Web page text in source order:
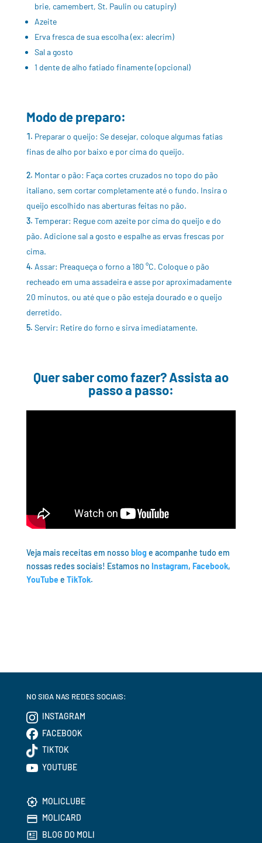
brie, camembert, St. Paulin ou catupiry)
Azeite
Erva fresca de sua escolha (ex: alecrim)
Sal a gosto
1 dente de alho fatiado finamente (opcional)
Modo de preparo:
Preparar o queijo: Se desejar, coloque algumas fatias
finas de alho por baixo e por cima do queijo.
Montar o pão: Faça cortes cruzados no topo do pão
italiano, sem cortar completamente até o fundo. Insira o
queijo escolhido nas aberturas feitas no pão.
Temperar: Regue com azeite por cima do queijo e do
pão. Adicione sal a gosto e espalhe as ervas frescas por
cima.
Assar: Preaqueça o forno a 180 °C. Coloque o pão
recheado em uma assadeira e asse por aproximadamente
20 minutos, ou até que o pão esteja dourado e o queijo
derretido.
Servir: Retire do forno e sirva imediatamente.
Quer saber como fazer? Assista ao
passo a passo:
Veja mais receitas em nosso blog e acompanhe tudo em
nossas redes sociais! Estamos no Instagram, Facebook,
YouTube e TikTok.
NO SIGA NAS REDES SOCIAIS:
INSTAGRAM
FACEBOOK
TIKTOK
YOUTUBE
MOLICLUBE
MOLICARD
BLOG DO MOLI